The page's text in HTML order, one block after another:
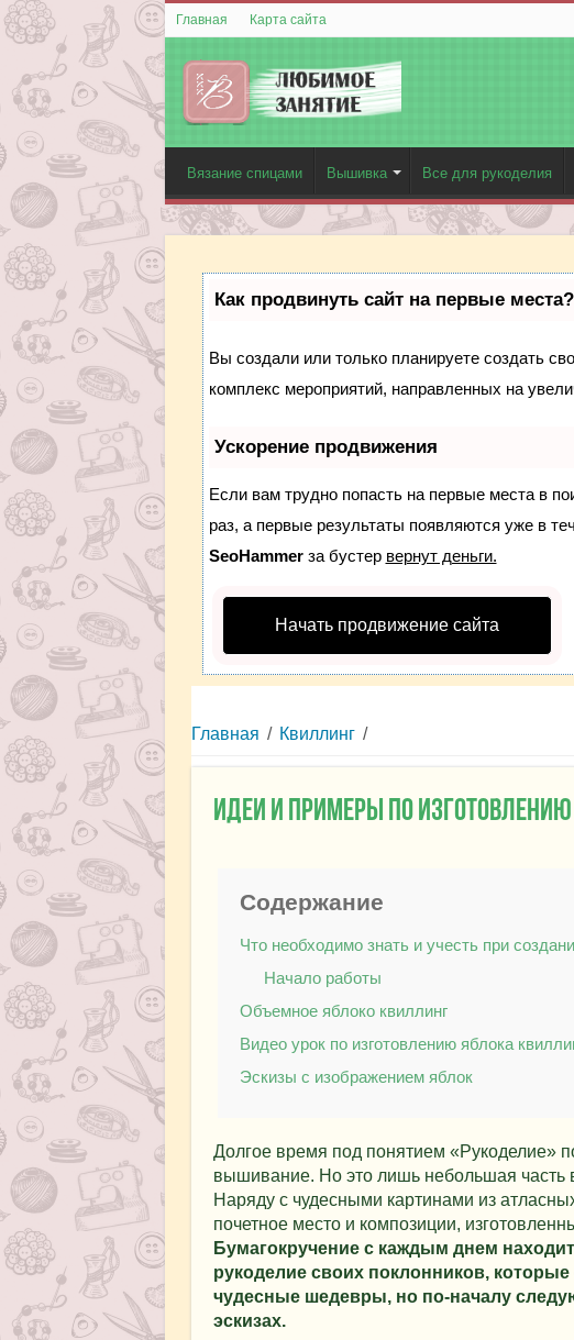
Главная Карта сайта
Вязание спицами Вышивка Все для рукоделия
Как продвинуть сайт на первые места?
Вы создали или только планируете создать
комплекс мероприятий, направленных на
Ускорение продвижения
Если вам трудно попасть на первые места в
раз, а первые результаты появляются уже в
SeoHammerза бустер вернут деньги.
Начать продвижение сайта
Главная / Квиллинг /
Идеи и примеры по
Содержание
Что необходимо знать и учесть при
Начало работы
Объемное яблоко квиллинг
Видео урок по изготовлению яблока
Эскизы с изображением яблок
Долгое время под понятием «Рукоделие»
вышивание. Но это лишь небольшая часть
Наряду с чудесными картинами из
почетное место и композиции,
Бумагокручение с каждым днем
рукоделие своих поклонников,
чудесные шедевры, но по-началу
эскизах.